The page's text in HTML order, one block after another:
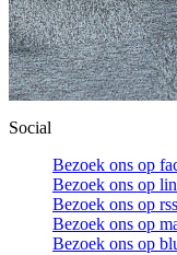
Social
Bezoek ons op
Bezoek ons op
Bezoek ons op
Bezoek ons op
Bezoek ons op